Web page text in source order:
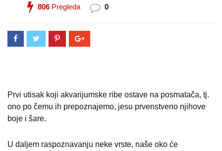
806 Pregleda 0
Prvi utisak koji akvarijumske ribe ostave na posmatača, tj.
ono po čemu ih prepoznajemo, jesu prvenstveno njihove
boje i šare.
U daljem raspoznavanju neke vrste, naše oko će